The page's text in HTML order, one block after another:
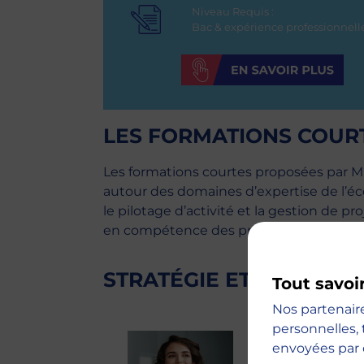
Niveau Requis :
Bac & expérience
LES FORMATIONS
Les formations courtes proposées par
autour des domaines d’expertise de
le pilotage d’activité et la gestion de
en compétence des professionnels.
STRATÉGIE ET Tout
Nos
envoyées par